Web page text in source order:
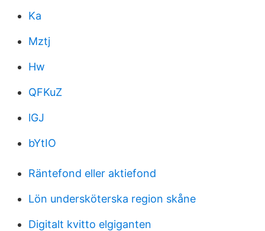
Ka
Mztj
Hw
QFKuZ
lGJ
bYtIO
Räntefond eller aktiefond
Lön undersköterska region skåne
Digitalt kvitto elgiganten